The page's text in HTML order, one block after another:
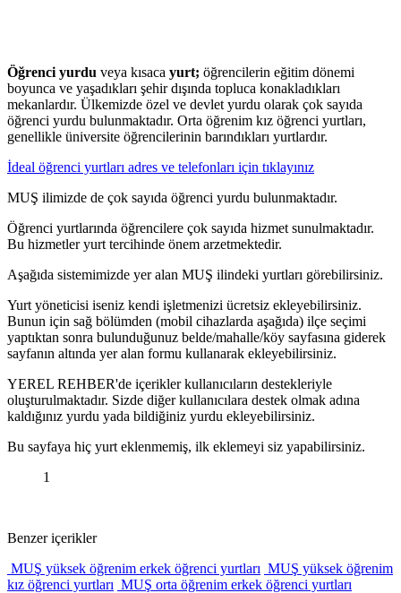
Öğrenci yurdu veya kısaca yurt; öğrencilerin eğitim dönemi
boyunca ve yaşadıkları şehir dışında topluca konakladıkları
mekanlardır. Ülkemizde özel ve devlet yurdu olarak çok sayıda
öğrenci yurdu bulunmaktadır. Orta öğrenim kız öğrenci yurtları,
genellikle üniversite öğrencilerinin barındıkları yurtlardır.
İdeal öğrenci yurtları adres ve telefonları için tıklayınız
MUŞ ilimizde de çok sayıda öğrenci yurdu bulunmaktadır.
Öğrenci yurtlarında öğrencilere çok sayıda hizmet sunulmaktadır.
Bu hizmetler yurt tercihinde önem arzetmektedir.
Aşağıda sistemimizde yer alan MUŞ ilindeki yurtları görebilirsiniz.
Yurt yöneticisi iseniz kendi işletmenizi ücretsiz ekleyebilirsiniz.
Bunun için sağ bölümden (mobil cihazlarda aşağıda) ilçe seçimi
yaptıktan sonra bulunduğunuz belde/mahalle/köy sayfasına giderek
sayfanın altında yer alan formu kullanarak ekleyebilirsiniz.
YEREL REHBER'de içerikler kullanıcıların destekleriyle
oluşturulmaktadır. Sizde diğer kullanıcılara destek olmak adına
kaldığınız yurdu yada bildiğiniz yurdu ekleyebilirsiniz.
Bu sayfaya hiç yurt eklenmemiş, ilk eklemeyi siz yapabilirsiniz.
1
Benzer içerikler
MUŞ yüksek öğrenim erkek öğrenci yurtları MUŞ yüksek öğrenim
kız öğrenci yurtları MUŞ orta öğrenim erkek öğrenci yurtları